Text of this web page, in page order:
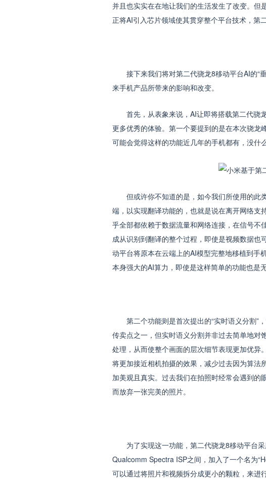
并且也实实在在地让我们的生活发生了改变。
正将AI引入芯片领域使其贯穿整个平台技术，第
接下来我们将对第二代骁龙8移动平台AI的“
来手机产品所带来的影响和改变。
首先，从表象来说，AI让即将搭载第二代骁
更多优秀的体验。第一个要提到的是在本次骁
可能会觉得这样的功能近几年的手机都有，没什
但或许你不知道的是，如今我们所使用的此
端，以实现翻译功能的，也就是说在离开网络
乎全部都依赖于数据流量和网络连接，在信号
成从识别到翻译的整个过程，即使是视频数据
动平台将原本在云端上的AI模型完整地移植到手
本身强大的AI算力，即使是这样简单的功能也是
第二个功能则是首次提出的“实时语义分割”
传卖点之一，但实时语义分割并非过去简单地
处理，从而使整个画面的层次细节表现更加优
将更加接近相机拍摄的效果，减少过去因为算
加美观且真实。过去我们在拍照时经常会遇到
而放弃一张完美的照片。
为了实现这一功能，第二代骁龙8移动平台
Qualcomm Spectra ISP之间，加入了一个名为
可以通过将照片和视频拆分成更小的颗粒，来进